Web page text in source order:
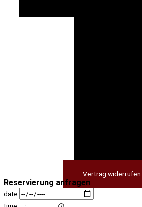
Vertrag widerrufen
Reservierung anfragen
date